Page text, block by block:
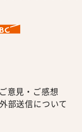
ご意見・ご感想
部送信について